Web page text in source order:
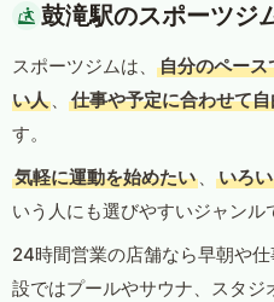
鼓滝駅のスポーツジ
スポーツジムは、
自分のペー
い人 、 仕事や予定に合わせて
す。
気軽に運動を始めたい 、 いろ
いう人にも選びやすいジャンル
24時間営業の店舗なら早朝や
設ではプールやサウナ、スタジ